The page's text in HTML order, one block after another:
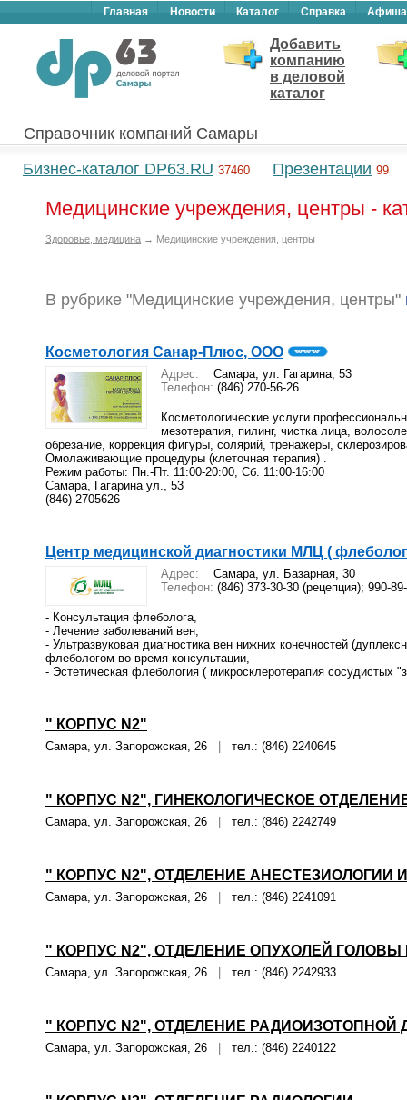
Главная Новости Каталог Справка Афиша
Добавить
компанию
в деловой
каталог
Справочник компаний Самары
Бизнес-каталог DP63.RU 37460 Презентации 99
Медицинские учреждения, центры -
Здоровье, медицина → Медицинские учреждения, центры
В рубрике "Медицинские учреждения, центры"
Косметология Санар-Плюс, ООО
Адрес:
Самара, ул. Гагарина, 53
Телефон: (846) 270-56-26
Косметологические услуги
мезотерапия, пилинг, чистка лица,
обрезание, коррекция фигуры, солярий, тренажеры,
Омолаживающие процедуры (клеточная терапия) .
Режим работы: Пн.-Пт. 11:00-20:00, Сб. 11:00-16:00
Самара, Гагарина ул., 53
(846) 2705626
Центр медицинской диагностики МЛЦ (
Адрес:
Самара, ул. Базарная, 30
Телефон: (846) 373-30-30 (рецепция); 990-
- Консультация флеболога,
- Лечение заболеваний вен,
- Ультразвуковая диагностика вен нижних конечностей
флебологом во время консультации,
- Эстетическая флебология ( микросклеротерапия сосудистых
" КОРПУС N2"
Самара, ул. Запорожская, 26 тел.: (846) 2240645
" КОРПУС N2", ГИНЕКОЛОГИЧЕСКОЕ
Самара, ул. Запорожская, 26 тел.: (846) 2242749
" КОРПУС N2", ОТДЕЛЕНИЕ АНЕСТЕЗИОЛОГИИ
Самара, ул. Запорожская, 26 тел.: (846) 2241091
" КОРПУС N2", ОТДЕЛЕНИЕ ОПУХОЛЕЙ ГОЛОВЫ
Самара, ул. Запорожская, 26 тел.: (846) 2242933
" КОРПУС N2", ОТДЕЛЕНИЕ РАДИОИЗОТОПНОЙ
Самара, ул. Запорожская, 26 тел.: (846) 2240122